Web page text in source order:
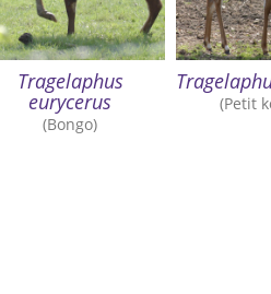
Tragelaphus
eurycerus
(Bongo)
(Petit